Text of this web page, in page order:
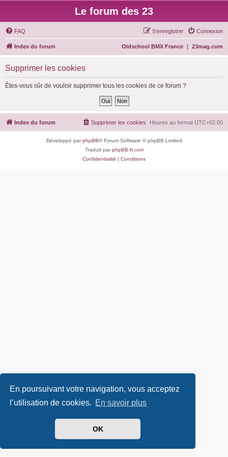
En poursuivant votre navigation, vous acceptez
l’utilisation de cookies. En savoir plus
OK
Le forum des 23
FAQ Connexion
S’enregistrer
Index du forum 23mag.com
|
Oldschool BMX France
Supprimer les cookies
Êtes-vous sûr de vouloir supprimer tous les cookies de ce forum ?
Index du forum Heures au format UTC+02:00
Supprimer les cookies
Développé parphpBB® Forum Software © phpBB Limited
Traduit parphpBB-fr.com
Confidentialité | Conditions